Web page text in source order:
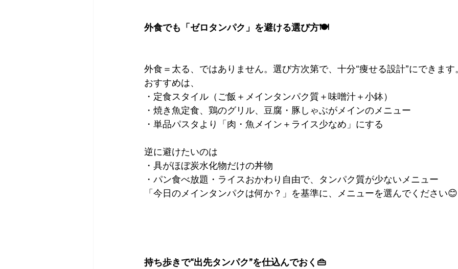
外食でも「ゼロタンパク」を避ける選び方🍽️
外食＝太る、ではありません。選び方次第で、十分“痩せる設計”にできます
おすすめは、
・定食スタイル（ご飯＋メインタンパク質＋味噌汁＋小鉢）
・焼き魚定食、鶏のグリル、豆腐・豚しゃぶがメインのメニュー
・単品パスタより「肉・魚メイン＋ライス少なめ」にする
逆に避けたいのは
・具がほぼ炭水化物だけの丼物
・パン食べ放題・ライスおかわり自由で、タンパク質が少ないメニュー
「今日のメインタンパクは何か？」を基準に、メニューを選んでください😊
持ち歩きで“出先タンパク”を仕込んでおく👜